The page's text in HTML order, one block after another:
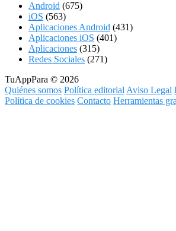
Android (675)
iOS (563)
Aplicaciones Android (431)
Aplicaciones iOS (401)
Aplicaciones (315)
Redes Sociales (271)
TuAppPara © 2026
Quiénes somos Política editorial Aviso Legal
Política de cookies Contacto Herramientas